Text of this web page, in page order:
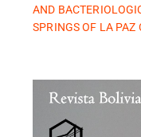
AND
SPRINGS OF LA PAZ